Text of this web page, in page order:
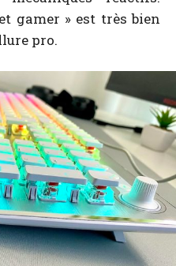
gamer » est très bien
pro.